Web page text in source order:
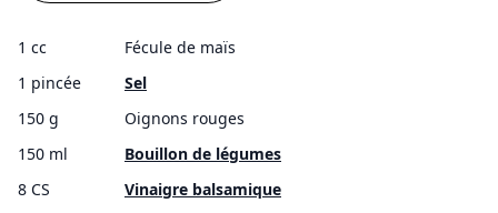
1 cc
Fécule de maïs
1 pincée
Sel
150 g
Oignons rouges
150 ml
Bouillon de légumes
8 CS
Vinaigre balsamique